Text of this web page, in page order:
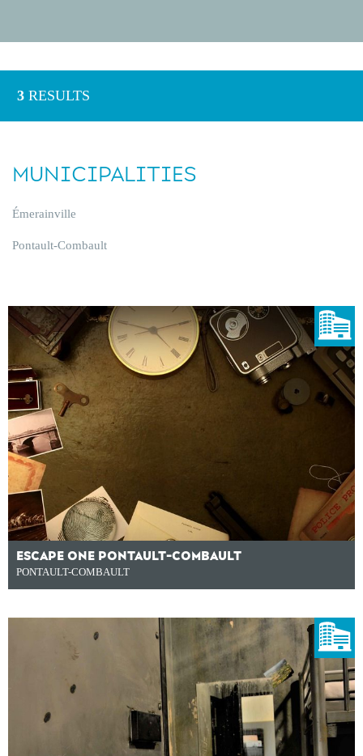
3 RESULTS
MUNICIPALITIES
Émerainville
Pontault-Combault
ESCAPE ONE PONTAULT-COMBAULT
PONTAULT-COMBAULT